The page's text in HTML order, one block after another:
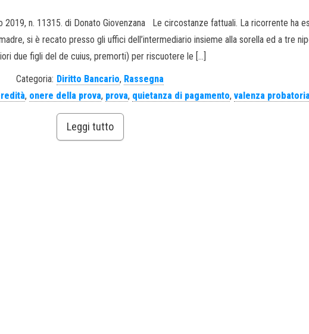
2019, n. 11315. di Donato Giovenzana Le circostanze fattuali. La ricorrente ha
si è recato presso gli uffici dell’intermediario insieme alla sorella ed a tre
due figli del de cuius, premorti) per riscuotere le […]
Categoria: Diritto Bancario, Rassegna
, onere della prova, prova, quietanza di pagamento,valenza
Leggi tutto